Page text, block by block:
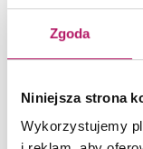
Zgoda
Niniejsza strona
Wykorzystujemy